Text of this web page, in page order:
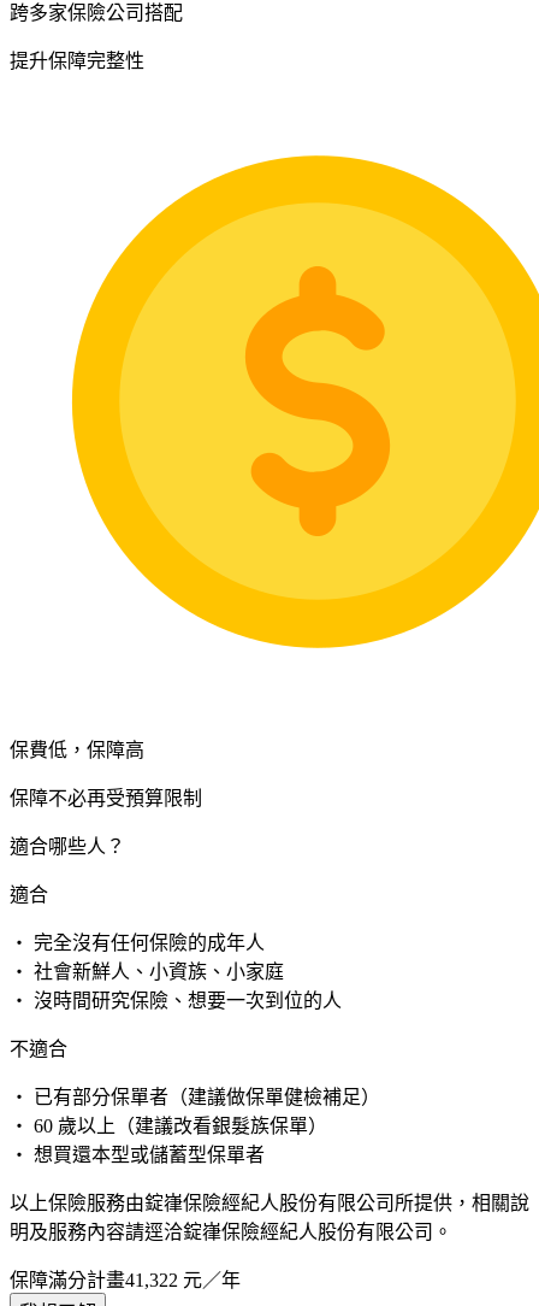
跨多家保險公司搭配
提升保障完整性
保費低，保障高
保障不必再受預算限制
適合哪些人？
適合
・ 完全沒有任何保險的成年人
・ 社會新鮮人、小資族、小家庭
・ 沒時間研究保險、想要一次到位的人
不適合
・ 已有部分保單者（建議做保單健檢補足）
・ 60 歲以上（建議改看銀髮族保單）
・ 想買還本型或儲蓄型保單者
以上保險服務由錠嵂保險經紀人股份有限公司所提供，相關說
明及服務內容請逕洽錠嵂保險經紀人股份有限公司。
保障滿分計畫41,322 元／年